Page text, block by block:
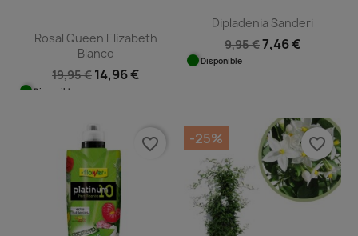
Rosal Queen Elizabeth
Blanco
19,95 € 14,96 €
Disponible
Dipladenia Sanderi
9,95 €7,46 €
Disponible
favorite_border -25% favorite_border